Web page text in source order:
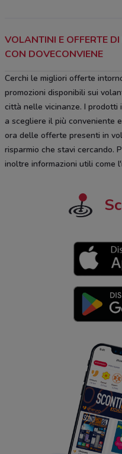
VOLANTINI E OFFERTE
CON DOVECONVIENE
Cerchi le migliori offerte
promozioni disponibili sui
città nelle vicinanze. I prodotti
a scegliere il più conveniente
ora delle offerte presenti in
risparmio che stavi cercando.
inoltre informazioni utili come